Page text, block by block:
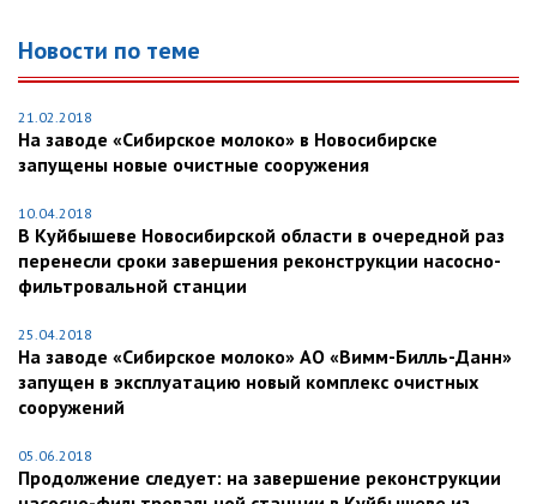
Новости по теме
21.02.2018
На заводе «Сибирское молоко» в Новосибирске
запущены новые очистные сооружения
10.04.2018
В Куйбышеве Новосибирской области в очередной раз
перенесли сроки завершения реконструкции насосно-
фильтровальной станции
25.04.2018
На заводе «Сибирское молоко» АО «Вимм-Билль-Данн»
запущен в эксплуатацию новый комплекс очистных
сооружений
05.06.2018
Продолжение следует: на завершение реконструкции